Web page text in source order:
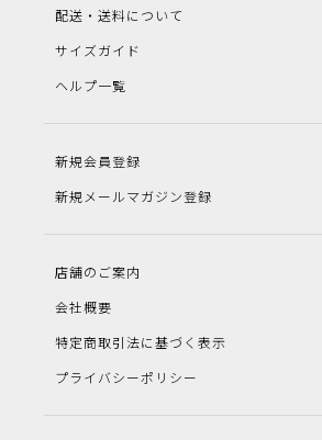
配送・送料について
サイズガイド
ヘルプ一覧
新規会員登録
新規メールマガジン登録
店舗のご案内
会社概要
特定商取引法に基づく表示
プライバシーポリシー